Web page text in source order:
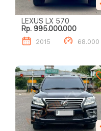
LEXUS LX 570
Rp. 995.000.000
2015 68.000